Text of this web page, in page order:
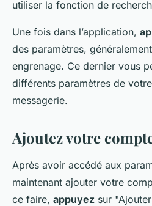
utiliser la fonction de
Une fois dans l’application,
des paramètres,
engrenage. Ce dernier vous
différents paramètres de
messagerie.
Ajoutez votre
Après avoir accédé aux
maintenant ajouter votre
ce faire, appuyez sur